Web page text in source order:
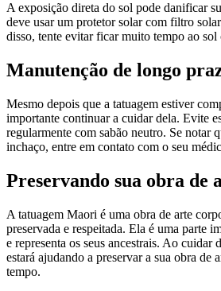
A exposição direta do sol pode danificar
deve usar um protetor solar com filtro
disso, tente evitar ficar muito tempo ao sol
Manutenção de longo
Mesmo depois que a tatuagem estiver
importante continuar a cuidar dela. Evite
regularmente com sabão neutro. Se notar
inchaço, entre em contato com o seu
Preservando sua obra de
A tatuagem Maori é uma obra de arte
preservada e respeitada. Ela é uma parte
e representa os seus ancestrais. Ao cuidar
estará ajudando a preservar a sua obra de
tempo.